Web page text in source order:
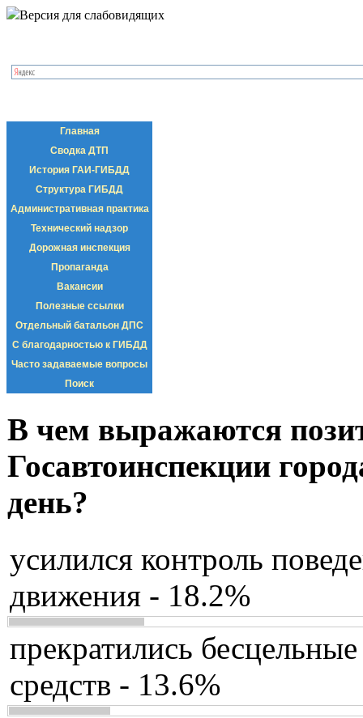
Версия для слабовидящих
Главная
Сводка ДТП
История ГАИ-ГИБДД
Структура ГИБДД
Административная практика
Технический надзор
Дорожная инспекция
Пропаганда
Вакансии
Полезные ссылки
Отдельный батальон ДПС
С благодарностью к ГИБДД
Часто задаваемые вопросы
Поиск
В чем выражаются
Госавтоинспекции
день?
усилился контроль
движения - 18.2%
прекратились
средств - 13.6%